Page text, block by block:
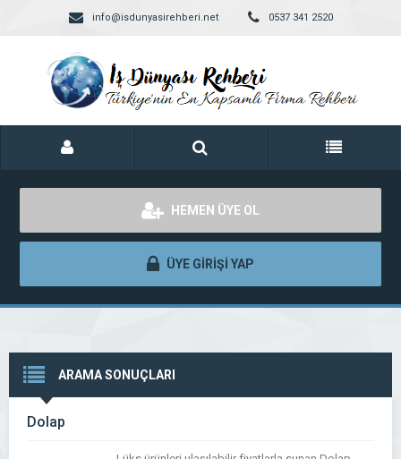
info@isdunyasirehberi.net 0537 341 2520
HEMEN ÜYE OL
ÜYE GİRİŞİ YAP
ARAMA SONUÇLARI
Dolap